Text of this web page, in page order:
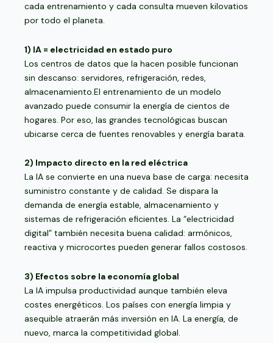
cada entrenamiento y cada consulta mueven kilovatios
por todo el planeta.
1) IA = electricidad en estado puro
Los centros de datos que la hacen posible funcionan
sin descanso: servidores, refrigeración, redes,
almacenamiento.El entrenamiento de un modelo
avanzado puede consumir la energía de cientos de
hogares. Por eso, las grandes tecnológicas buscan
ubicarse cerca de fuentes renovables y energía barata.
2) Impacto directo en la red eléctrica
La IA se convierte en una nueva base de carga: necesita
suministro constante y de calidad. Se dispara la
demanda de energía estable, almacenamiento y
sistemas de refrigeración eficientes. La “electricidad
digital” también necesita buena calidad: armónicos,
reactiva y microcortes pueden generar fallos costosos.
3) Efectos sobre la economía global
La IA impulsa productividad aunque también eleva
costes energéticos. Los países con energía limpia y
asequible atraerán más inversión en IA. La energía, de
nuevo, marca la competitividad global.